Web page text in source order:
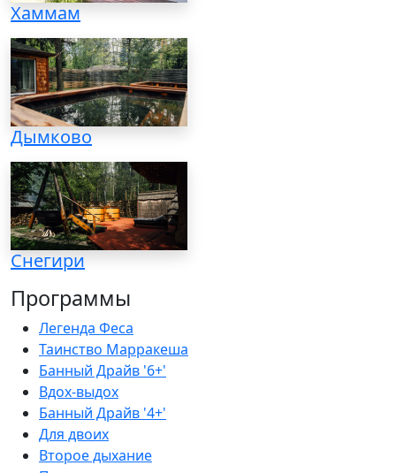
Хаммам
Дымково
Снегири
Программы
Легенда Феса
Таинство Марракеша
Банный Драйв '6+'
Вдох-выдох
Банный Драйв '4+'
Для двоих
Второе дыхание